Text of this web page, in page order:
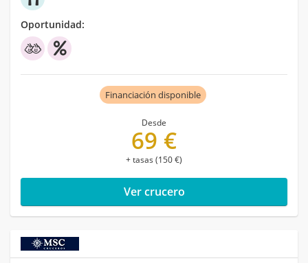
Oportunidad:
Financiación disponible
Desde
69 €
+ tasas (150 €)
Ver crucero